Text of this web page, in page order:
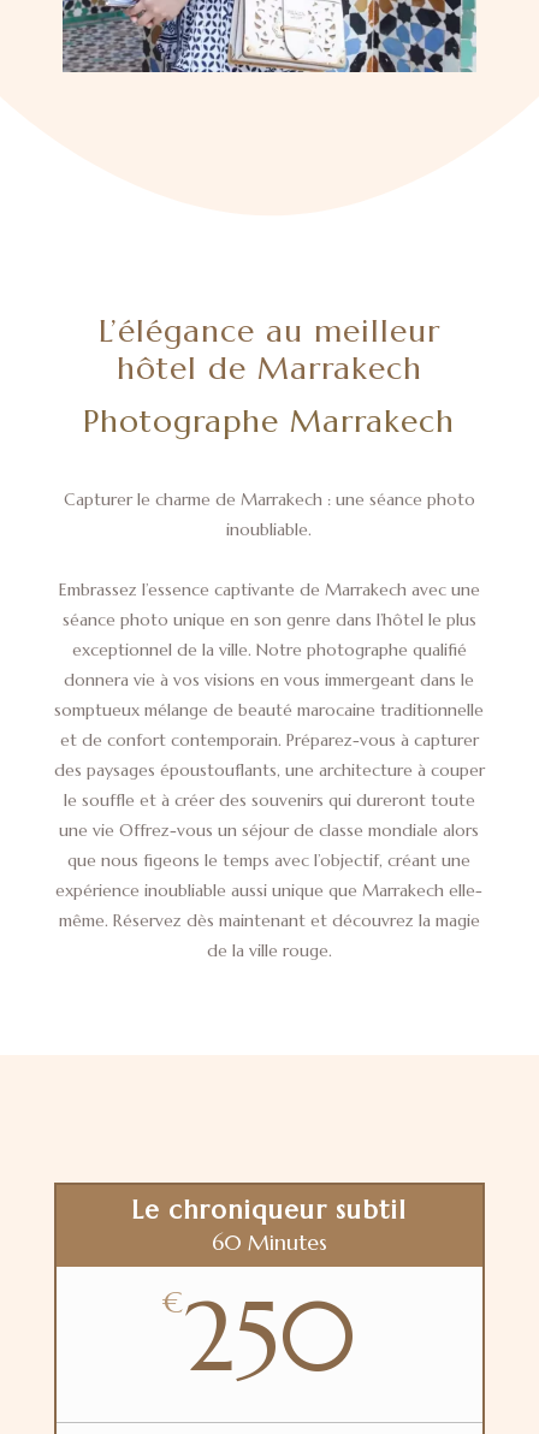
L’élégance au meilleur
hôtel de Marrakech
Photographe Marrakech
Capturer le charme de Marrakech : une séance photo
inoubliable.
Embrassez l’essence captivante de Marrakech avec une
séance photo unique en son genre dans l’hôtel le plus
exceptionnel de la ville. Notre photographe qualifié
donnera vie à vos visions en vous immergeant dans le
somptueux mélange de beauté marocaine traditionnelle
et de confort contemporain. Préparez-vous à capturer
des paysages époustouflants, une architecture à couper
le souffle et à créer des souvenirs qui dureront toute
une vie Offrez-vous un séjour de classe mondiale alors
que nous figeons le temps avec l’objectif, créant une
expérience inoubliable aussi unique que Marrakech elle-
même. Réservez dès maintenant et découvrez la magie
de la ville rouge.
Le chroniqueur subtil
60 Minutes
€250